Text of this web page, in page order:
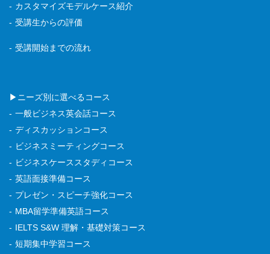
カスタマイズモデルケース紹介
受講生からの評価
受講開始までの流れ
▶ニーズ別に選べるコース
一般ビジネス英会話コース
ディスカッションコース
ビジネスミーティングコース
ビジネスケーススタディコース
英語面接準備コース
プレゼン・スピーチ強化コース
MBA留学準備英語コース
IELTS S&W 理解・基礎対策コース
短期集中学習コース